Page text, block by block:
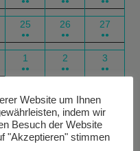
25
●●
26
●●
27
●●
1
●●
2
●●
3
●●
Export
for
Outlook
Website um Ihnen
indem wir
Besuch der Website
"Akzeptieren" stimmen